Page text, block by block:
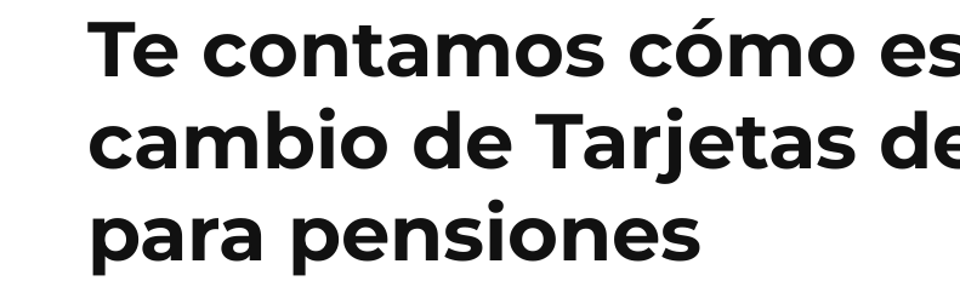
Te contamos cómo
cambio de Tarjetas
para pensiones